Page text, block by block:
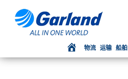
物流 运输 船舶
NAVEGAÇAO